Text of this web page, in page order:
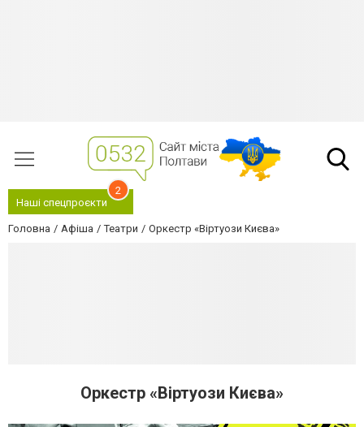
Наші спецпроєкти
2
Головна Афіша Театри Оркестр «Віртуози Києва»
Оркестр «Віртуози Києва»